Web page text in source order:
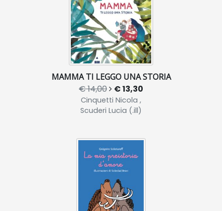
MAMMA TI LEGGO UNA STORIA
€ 14,00 € 13,30
Cinquetti Nicola ,
Scuderi Lucia (.ill)